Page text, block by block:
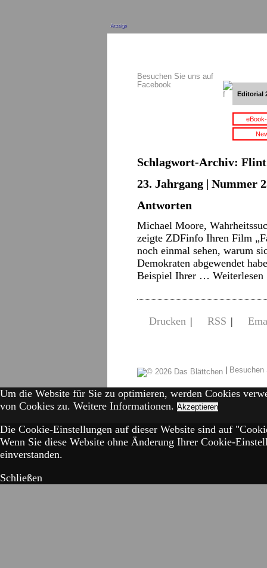
Anzeige
Besuchen Sie uns auf
Facebook
Editorial
Schlagwort-Archiv: Flint
23. Jahrgang | Nummer
Antworten
Michael Moore,
zeigte ZDFinfo Ihren Film
noch einmal sehen, warum
Demokraten abgewendet
Beispiel Ihrer … Weiterlesen
Drucken | RSS |
|
Um die Website für Sie zu optimieren, werden Cookies
von Cookies zu. Weitere Informationen. Akzeptieren
Die Cookie-Einstellungen auf dieser Website sind auf
Wenn Sie diese Website ohne Änderung Ihrer Cookie-
einverstanden.
Schließen